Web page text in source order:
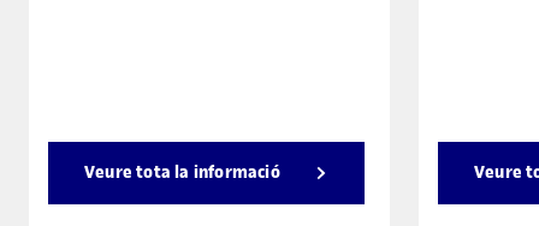
Veure tota la informació Veure